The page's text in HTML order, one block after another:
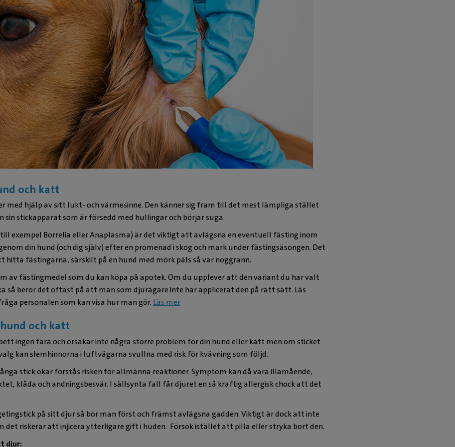
och katt
med hjälp av sitt lukt- och värmesinne. Den känner sig fram till det mest lämpliga stället
sin stickapparat som är försedd med hullingar och börjar suga.
exempel Borrelia eller Anaplasma) är det viktigt att avlägsna en eventuell fästing inom
din hund (och dig själv) efter en promenad i skog och mark under fästingsäsongen. Det
hitta fästingarna, särskilt på en hund med mörk päls så var noggrann.
av fästingmedel som du kan köpa på apotek. Om du upplever att den variant du har valt
så beror det oftast på att man som djurägare inte har applicerat den på rätt sätt. Läs
personalen som kan visa hur man gör. Läs mer
och katt
ingen fara och orsakar inte några större problem för din hund eller katt men om sticket
kan slemhinnorna i luftvägarna svullna med risk för kvävning som följd.
stick ökar förstås risken för allmänna reaktioner. Symptom kan då vara illamående,
klåda och andningsbesvär. I sällsynta fall får djuret en så kraftig allergisk chock att det
på sitt djur så bör man först och främst avlägsna gadden. Viktigt är dock att inte
det riskerar att injicera ytterligare gift i huden. Försök istället att pilla eller stryka bort den.
djur: